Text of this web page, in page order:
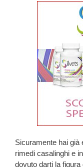
Sicuramente hai già
rimedi casalinghi e
dovuto darti la